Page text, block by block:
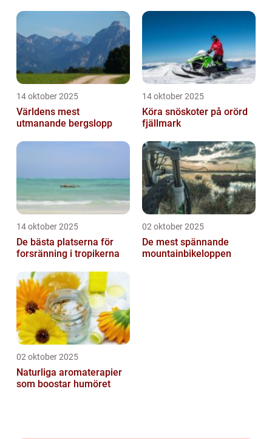
14 oktober 2025
Världens mest
utmanande bergslopp
14 oktober 2025
Köra snöskoter på orörd
fjällmark
14 oktober 2025
De bästa platserna för
forsränning i tropikerna
02 oktober 2025
De mest spännande
mountainbikeloppen
02 oktober 2025
Naturliga aromaterapier
som boostar humöret